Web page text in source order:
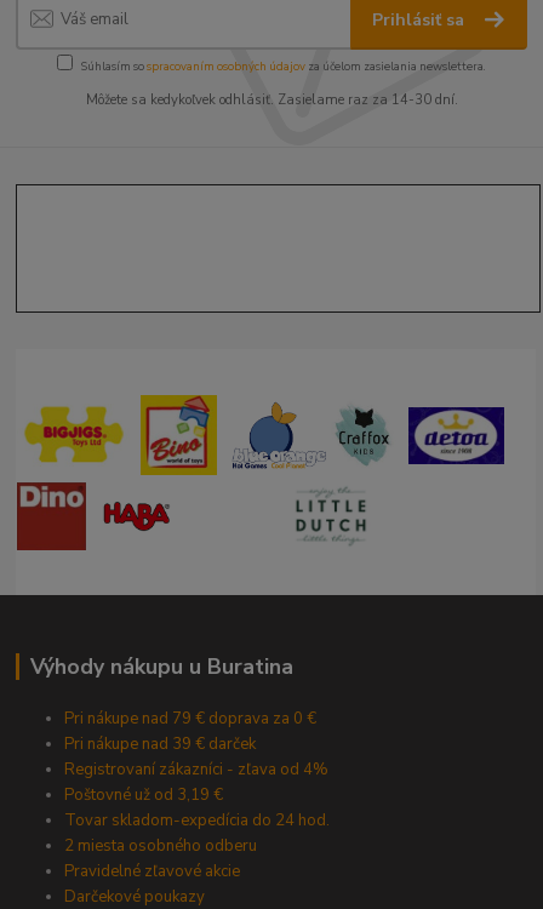
Prihlásiť sa
Súhlasím sospracovaním osobných údajov za účelom zasielania newslettera.
Môžete sa kedykoľvek odhlásiť. Zasielame raz za 14-30 dní.
Výhody nákupu u Buratina
Pri nákupe nad 79 € doprava za 0 €
Pri nákupe nad 39 € darček
Registrovaní zákazníci - zľava od 4%
Poštovné už od 3,19 €
Tovar skladom-expedícia do 24 hod.
2 miesta osobného odberu
Pravidelné zľavové akcie
Darčekové poukazy